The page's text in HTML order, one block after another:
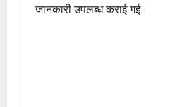
जानकारी उपलब्ध कराई गई।